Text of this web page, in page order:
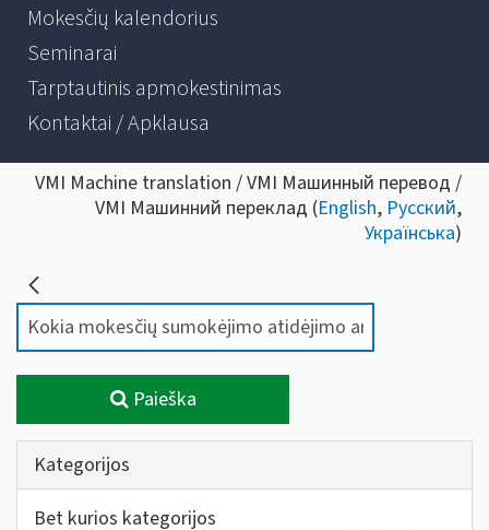
Mokesčių kalendorius
Seminarai
Tarptautinis apmokestinimas
Kontaktai / Apklausa
VMI Machine translation / VMI Машинный перевод /
VMI Машинний переклад (English, Русский,
Українська)
Paieška
Kategorijos
Bet kurios kategorijos